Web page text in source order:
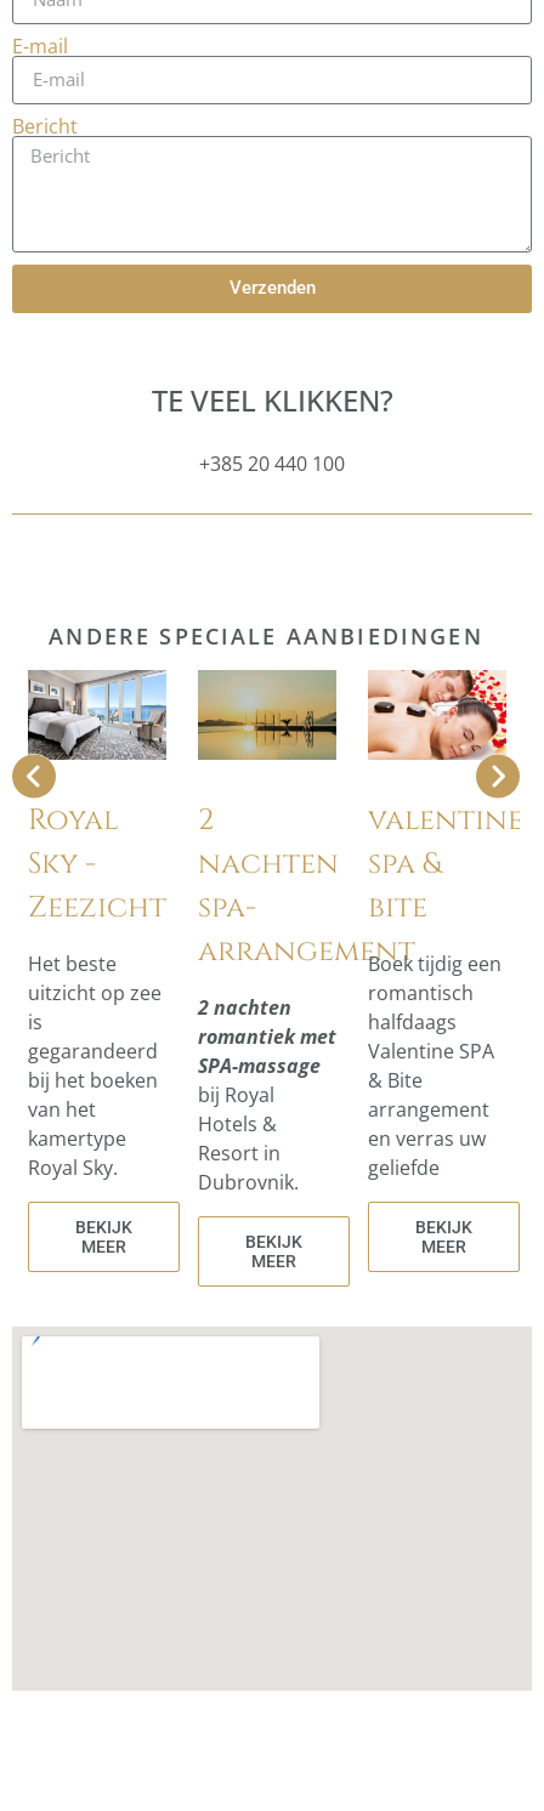
E-mail
Bericht
Verzenden
TE VEEL KLIKKEN?
+385 20 440 100
ANDERE SPECIALE AANBIEDINGEN
Royal
Sky -
Zeezicht
Het beste
uitzicht op zee
is
gegarandeerd
bij het boeken
van het
kamertype
Royal Sky.
BEKIJK
MEER
2
nachten
spa-
arrangement
2 nachten
romantiek met
SPA-massage
bij Royal
Hotels &
Resort in
Dubrovnik.
BEKIJK
MEER
valentines
spa &
bite
Boek tijdig een
romantisch
halfdaags
Valentine SPA
& Bite
arrangement
en verras uw
geliefde
BEKIJK
MEER